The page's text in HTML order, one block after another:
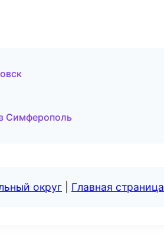
Симферополь
округ Главная страница